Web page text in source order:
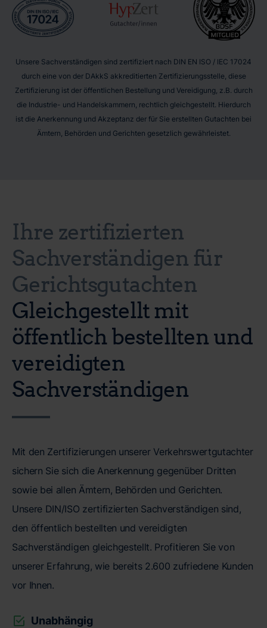
Unsere Sachverständigen sind zertifiziert nach DIN EN ISO / IEC 17024
durch eine von der DAkkS akkreditierten Zertifizierungsstelle, diese
Zertifizierung ist der öffentlichen Bestellung und Vereidigung, z.B. durch
die Industrie- und Handelskammern, rechtlich gleichgestellt. Hierdurch
ist die Anerkennung und Akzeptanz der für Sie erstellten Gutachten bei
Ämtern, Behörden und Gerichten gesetzlich gewährleistet.
Ihre zertifizierten
Sachverständigen für
Gerichtsgutachten
Gleichgestellt mit
öffentlich bestellten und
vereidigten
Sachverständigen
Mit den Zertifizierungen unserer Verkehrswertgutachter
sichern Sie sich die Anerkennung gegenüber Dritten
sowie bei allen Ämtern, Behörden und Gerichten.
Unsere DIN/ISO zertifizierten Sachverständigen sind,
den öffentlich bestellten und vereidigten
Sachverständigen gleichgestellt. Profitieren Sie von
unserer Erfahrung, wie bereits 2.600 zufriedene Kunden
vor Ihnen.
Unabhängig